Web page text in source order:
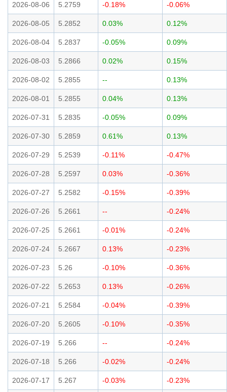
2026-08-06 5.2759 -0.18% -0.06%
2026-08-05 5.2852 0.03% 0.12%
2026-08-04 5.2837 -0.05% 0.09%
2026-08-03 5.2866 0.02% 0.15%
2026-08-02 5.2855 -- 0.13%
2026-08-01 5.2855 0.04% 0.13%
2026-07-31 5.2835 -0.05% 0.09%
2026-07-30 5.2859 0.61% 0.13%
2026-07-29 5.2539 -0.11% -0.47%
2026-07-28 5.2597 0.03% -0.36%
2026-07-27 5.2582 -0.15% -0.39%
2026-07-26 5.2661 -- -0.24%
2026-07-25 5.2661 -0.01% -0.24%
2026-07-24 5.2667 0.13% -0.23%
2026-07-23 5.26 -0.10% -0.36%
2026-07-22 5.2653 0.13% -0.26%
2026-07-21 5.2584 -0.04% -0.39%
2026-07-20 5.2605 -0.10% -0.35%
2026-07-19 5.266 -- -0.24%
2026-07-18 5.266 -0.02% -0.24%
2026-07-17 5.267 -0.03% -0.23%